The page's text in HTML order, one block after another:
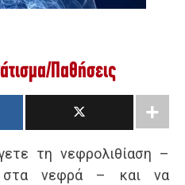
/Παθήσεις
τη νεφρολιθίαση –
στα νεφρά – και να